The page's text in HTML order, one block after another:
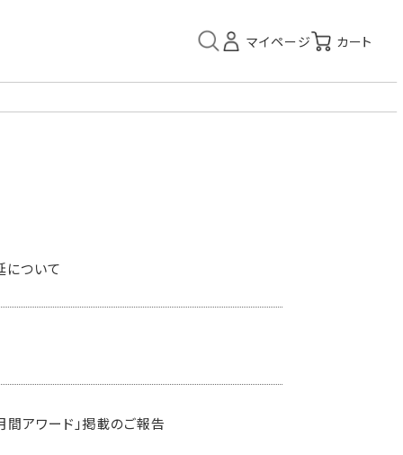
について
間アワード」掲載のご報告